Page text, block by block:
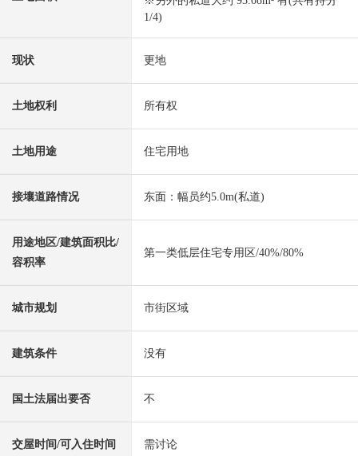
1/4)
现状 更地
土地权利 所有权
土地用途 住宅用地
接壤道路情况 东面：幅员约5.0m(私道)
用途地区/建筑面积比/
容积率
第一类低层住宅专用区/40%/80%
城市规划 市街区域
建筑条件 没有
国土法届出要否 不
交屋时间/可入住时间 需讨论